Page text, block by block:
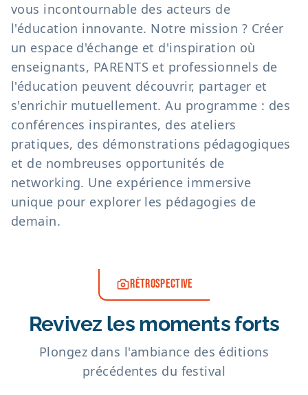
vous incontournable des acteurs de
l'éducation innovante. Notre mission ? Créer
un espace d'échange et d'inspiration où
enseignants, PARENTS et professionnels de
l'éducation peuvent découvrir, partager et
s'enrichir mutuellement. Au programme : des
conférences inspirantes, des ateliers
pratiques, des démonstrations pédagogiques
et de nombreuses opportunités de
networking. Une expérience immersive
unique pour explorer les pédagogies de
demain.
RÉTROSPECTIVE
Revivez les moments forts
Plongez dans l'ambiance des éditions
précédentes du festival